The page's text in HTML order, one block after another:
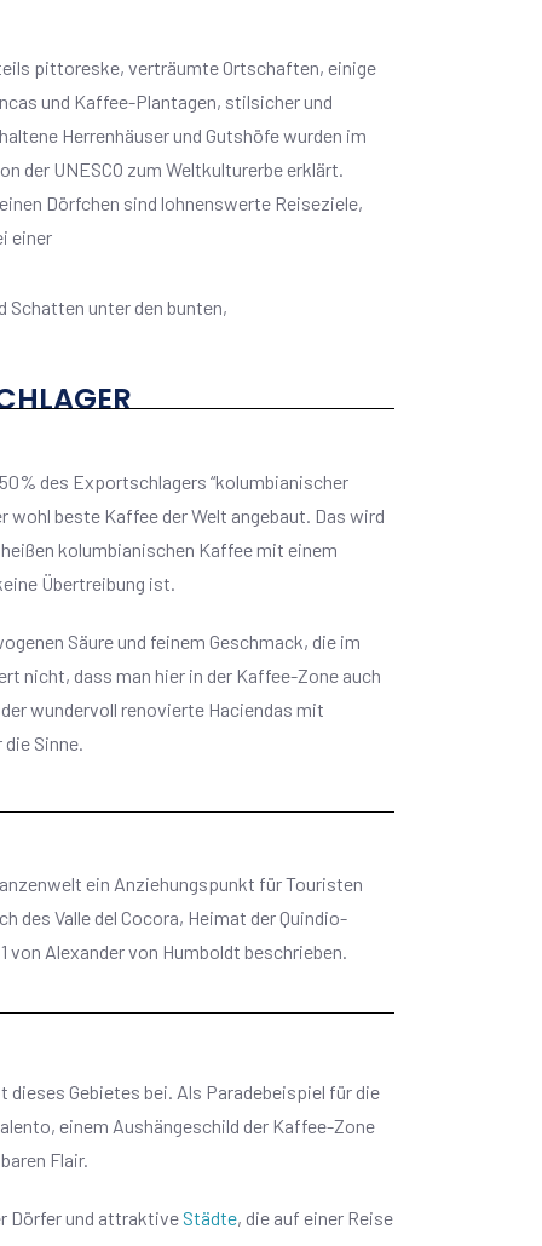
pittoreske, verträumte Ortschaften, einige
und Kaffee-Plantagen, stilsicher und
Herrenhäuser und Gutshöfe wurden im
der UNESCO zum Weltkulturerbe erklärt.
Dörfchen sind lohnenswerte Reiseziele,
einer
Schatten unter den bunten,
des Exportschlagers “kolumbianischer
beste Kaffee der Welt angebaut. Das wird
kolumbianischen Kaffee mit einem
Übertreibung ist.
Säure und feinem Geschmack, die im
nicht, dass man hier in der Kaffee-Zone auch
wundervoll renovierte Haciendas mit
Sinne.
ein Anziehungspunkt für Touristen
des Valle del Cocora, Heimat der Quindio-
Alexander von Humboldt beschrieben.
dieses Gebietes bei. Als Paradebeispiel für die
einem Aushängeschild der Kaffee-Zone
Flair.
Dörfer und attraktive Städte, die auf einer Reise